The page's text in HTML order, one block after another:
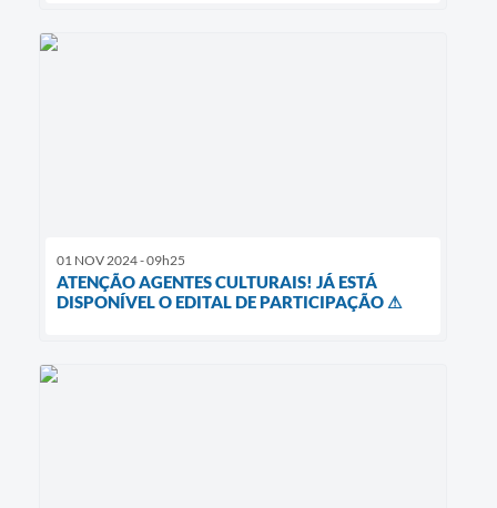
01 NOV 2024 - 09h25
ATENÇÃO AGENTES CULTURAIS! JÁ ESTÁ
DISPONÍVEL O EDITAL DE PARTICIPAÇÃO ⚠